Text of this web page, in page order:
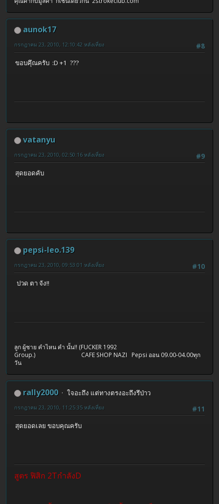
aunok17
#8
กรกฎาคม 23, 2010, 12:10:42 หลังเที่ยง
ขอบคึุณครับ :D +1 ???
vatanyu
#9
กรกฎาคม 23, 2010, 02:50:16 หลังเที่ยง
สุดยอดคับ
pepsi-leo.139
#10
กรกฎาคม 23, 2010, 09:53:01 หลังเที่ยง
ปวด ตา จัง!!
ลูก ผู้ชาย คำไหน คำ นั้น!! (FUCKER 1992
Group.) CAFE SHOP NAZI Pepsi ออน 09.00-04.00ทุก
วัน
rally2000
ใจอะถึง แต่ทางตรงอะถึงรึป่าว
#11
กรกฎาคม 23, 2010, 11:25:35 หลังเที่ยง
สุดยอดเลย ขอบคุณครับ
สูตร ฟิสิก 2TกำลังD